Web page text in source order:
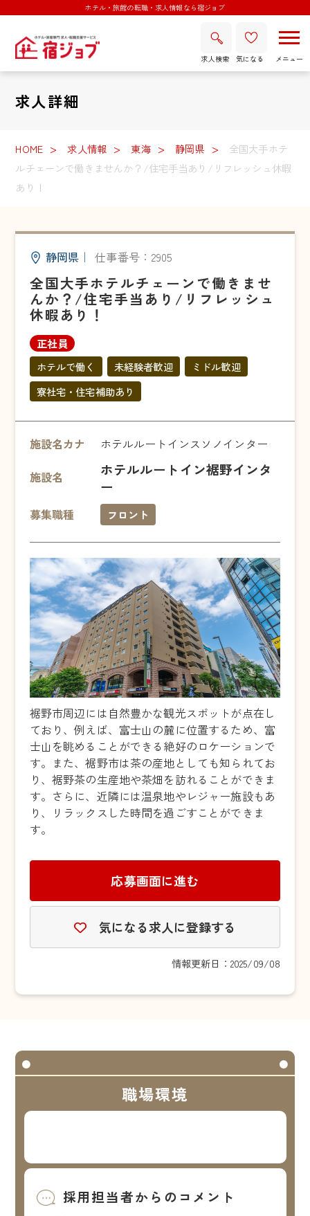
ホテル・旅館の転職・求人情報なら宿ジョブ
求人検索 気になる
求人詳細
HOME 求人情報 東海 静岡県
全国大手ホテ
ルチェーンで働きませんか？/住宅手当あり/リフレッシュ休暇
あり！
静岡県 ｜ 仕事番号：2905
全国大手ホテルチェーンで働きませ
んか？/住宅手当あり/リフレッシュ
休暇あり！
正社員
ホテルで働く 未経験者歓迎
ミドル歓迎
寮社宅・住宅補助あり
施設名カナ
ホテルルートインスソノインター
施設名
ホテルルートイン裾野インタ
ー
募集職種 フロント
裾野市周辺には自然豊かな観光スポットが点在し
ており、例えば、富士山の麓に位置するため、富
士山を眺めることができる絶好のロケーションで
す。また、裾野市は茶の産地としても知られてお
り、裾野茶の生産地や茶畑を訪れることができま
す。さらに、近隣には温泉地やレジャー施設もあ
り、リラックスした時間を過ごすことができま
す。
応募画面に進む
気になる求人に登録する
情報更新日：2025/09/08
職場環境
採用担当者からのコメント